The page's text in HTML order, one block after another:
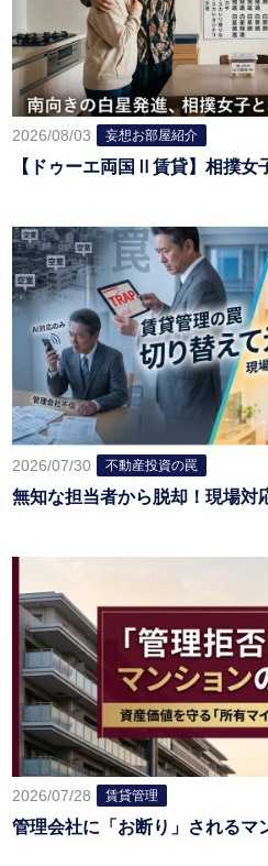
2026/08/03 妄想お部屋紹介
【ドゥーエ両国Ⅱ賃貸】相撲
2026/07/30 不動産投資の罠
無知な担当者から脱却！現場
2026/07/28 賃貸管理
管理会社に「お断り」される